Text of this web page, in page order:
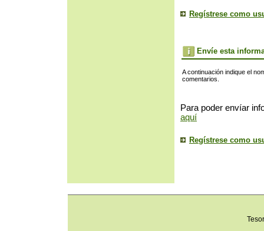
Regístrese como
Envíe esta
A continuación indique el
comentarios.
Para poder envíar
aquí
Regístrese como